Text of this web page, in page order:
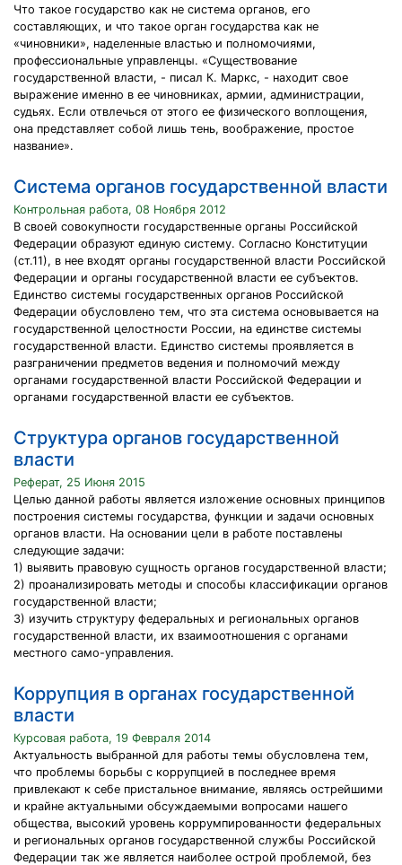
Что такое государство как не система органов, его
составляющих, и что такое орган государства как не
«чиновники», наделенные властью и полномочиями,
профессиональные управленцы. «Существование
государственной власти, - писал К. Маркс, - находит свое
выражение именно в ее чиновниках, армии, администрации,
судьях. Если отвлечься от этого ее физического воплощения,
она представляет собой лишь тень, воображение, простое
название».
Система органов государственной власти
Контрольная работа, 08 Ноября 2012
В своей совокупности государственные органы Российской
Федерации образуют единую систему. Согласно Конституции
(ст.11), в нее входят органы государственной власти Российской
Федерации и органы государственной власти ее субъектов.
Единство системы государственных органов Российской
Федерации обусловлено тем, что эта система основывается на
государственной целостности России, на единстве системы
государственной власти. Единство системы проявляется в
разграничении предметов ведения и полномочий между
органами государственной власти Российской Федерации и
органами государственной власти ее субъектов.
Структура органов государственной
власти
Реферат, 25 Июня 2015
Целью данной работы является изложение основных принципов
построения системы государства, функции и задачи основных
органов власти. На основании цели в работе поставлены
следующие задачи:
1) выявить правовую сущность органов государственной власти;
2) проанализировать методы и способы классификации органов
государственной власти;
3) изучить структуру федеральных и региональных органов
государственной власти, их взаимоотношения с органами
местного само-управления.
Коррупция в органах государственной
власти
Курсовая работа, 19 Февраля 2014
Актуальность выбранной для работы темы обусловлена тем,
что проблемы борьбы с коррупцией в последнее время
привлекают к себе пристальное внимание, являясь острейшими
и крайне актуальными обсуждаемыми вопросами нашего
общества, высокий уровень коррумпированности федеральных
и региональных органов государственной службы Российской
Федерации так же является наиболее острой проблемой, без